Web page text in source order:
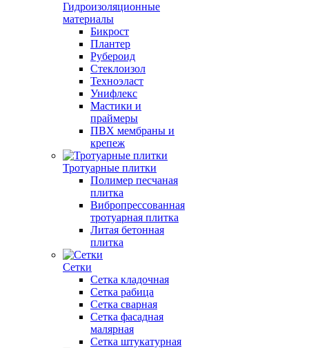
Гидроизоляционные
материалы
Бикрост
Плантер
Рубероид
Стеклоизол
Техноэласт
Унифлекс
Мастики и
праймеры
ПВХ мембраны и
крепеж
Тротуарные плитки
Полимер песчаная
плитка
Вибропрессованная
тротуарная плитка
Литая бетонная
плитка
Сетки
Сетка кладочная
Сетка рабица
Сетка сварная
Сетка фасадная
малярная
Сетка штукатурная